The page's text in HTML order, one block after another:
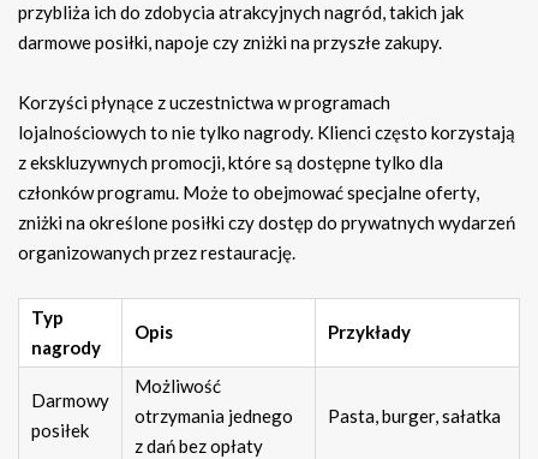
przybliża ich do zdobycia atrakcyjnych nagród, takich jak
darmowe posiłki, napoje czy zniżki na przyszłe zakupy.
Korzyści płynące z uczestnictwa w programach
lojalnościowych to nie tylko nagrody. Klienci często korzystają
z ekskluzywnych promocji, które są dostępne tylko dla
członków programu. Może to obejmować specjalne oferty,
zniżki na określone posiłki czy dostęp do prywatnych wydarzeń
organizowanych przez restaurację.
Typ
nagrody
Opis Przykłady
Darmowy
posiłek
Możliwość
otrzymania jednego
z dań bez opłaty
Pasta, burger, sałatka